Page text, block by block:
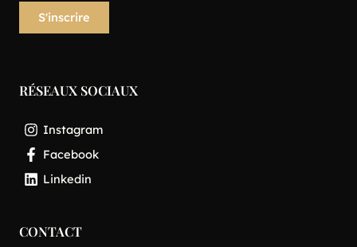
RÉSEAUX SOCIAUX
Instagram
Facebook
Linkedin
CONTACT